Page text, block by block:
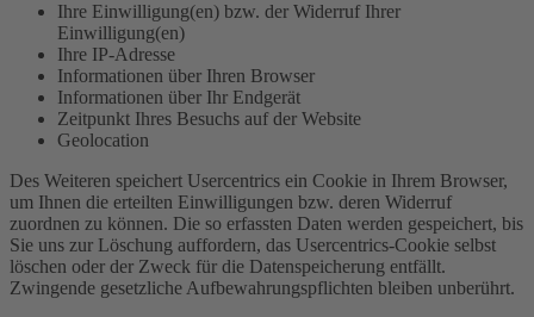
Ihre Einwilligung(en) bzw. der Widerruf Ihrer
Einwilligung(en)
Ihre IP-Adresse
Informationen über Ihren Browser
Informationen über Ihr Endgerät
Zeitpunkt Ihres Besuchs auf der Website
Geolocation
Des Weiteren speichert Usercentrics ein Cookie in Ihrem Browser,
um Ihnen die erteilten Einwilligungen bzw. deren Widerruf
zuordnen zu können. Die so erfassten Daten werden gespeichert, bis
Sie uns zur Löschung auffordern, das Usercentrics-Cookie selbst
löschen oder der Zweck für die Datenspeicherung entfällt.
Zwingende gesetzliche Aufbewahrungspflichten bleiben unberührt.